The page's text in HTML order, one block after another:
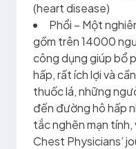
(heart disease)
Phổi – Một
gồm trên 14000
công dụng giúp bổ
hấp, rất ích lợi và
thuốc lá, những
đến đường hô hấp
tắc nghẽn mạn
Chest Physicians’